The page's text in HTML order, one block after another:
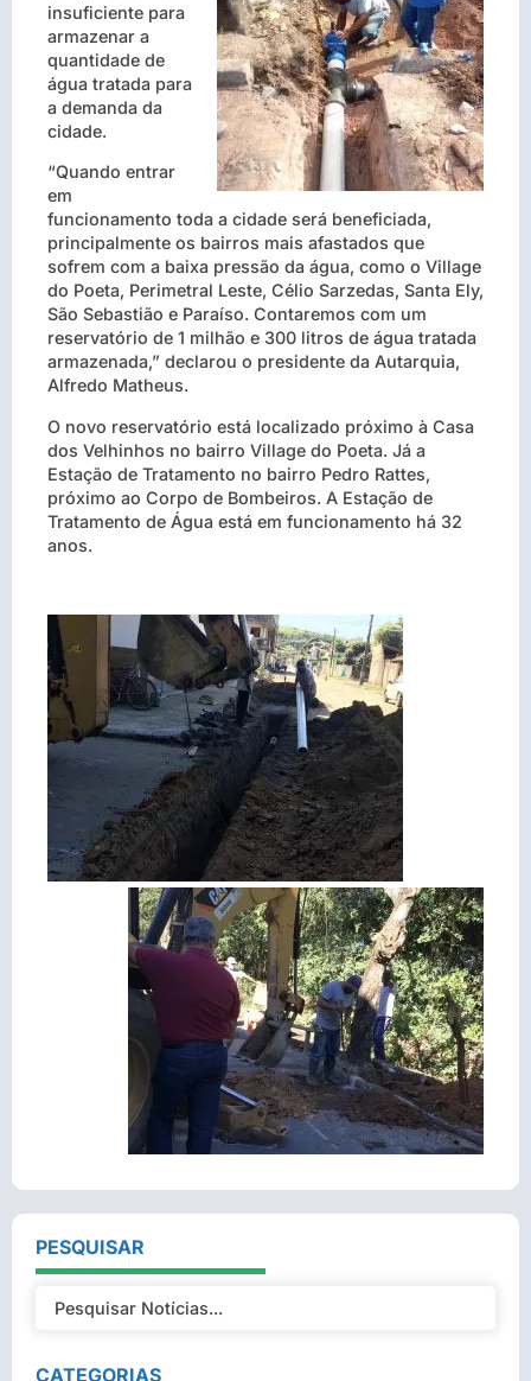
insuficiente para
armazenar a
quantidade de
água tratada para
a demanda da
cidade.
“Quando entrar
em
funcionamento toda a cidade será beneficiada,
principalmente os bairros mais afastados que
sofrem com a baixa pressão da água, como o Village
do Poeta, Perimetral Leste, Célio Sarzedas, Santa Ely,
São Sebastião e Paraíso. Contaremos com um
reservatório de 1 milhão e 300 litros de água tratada
armazenada,” declarou o presidente da Autarquia,
Alfredo Matheus.
O novo reservatório está localizado próximo à Casa
dos Velhinhos no bairro Village do Poeta. Já a
Estação de Tratamento no bairro Pedro Rattes,
próximo ao Corpo de Bombeiros. A Estação de
Tratamento de Água está em funcionamento há 32
anos.
PESQUISAR
CATEGORIAS